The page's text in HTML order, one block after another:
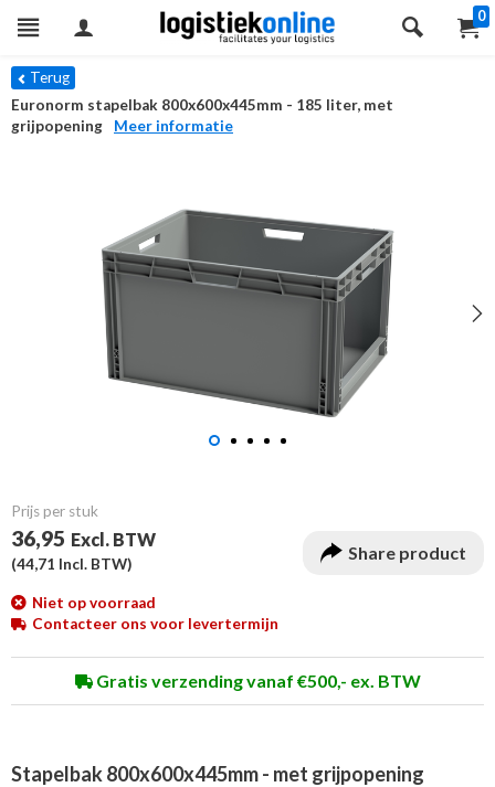
0
Terug
Euronorm stapelbak 800x600x445mm - 185 liter, met
grijpopening
Meer informatie
Prijs per stuk
36,95 Excl. BTW
(44,71 Incl. BTW)
Share product
Niet op voorraad
Contacteer ons voor levertermijn
Gratis verzending vanaf €500,- ex. BTW
Stapelbak 800x600x445mm - met grijpopening